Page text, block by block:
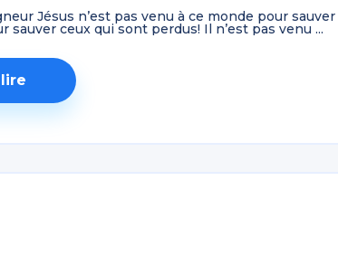
Jésus n’est pas venu à ce monde pour
sauver ceux qui sont perdus! Il n’est pas venu ...